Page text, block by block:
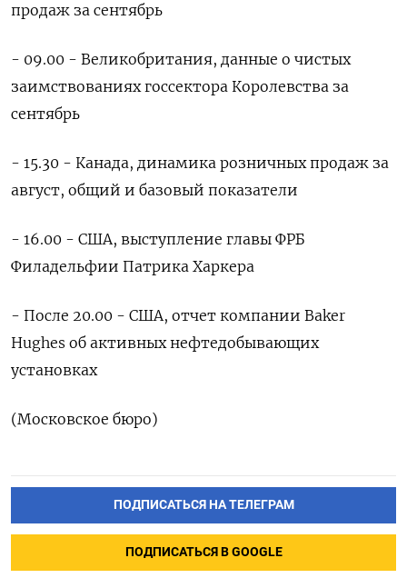
продаж за сентябрь
- 09.00 - Великобритания, данные о чистых
заимствованиях госсектора Королевства за
сентябрь
- 15.30 - Канада, динамика розничных продаж за
август, общий и базовый показатели
- 16.00 - США, выступление главы ФРБ
Филадельфии Патрика Харкера
- После 20.00 - США, отчет компании Baker
Hughes об активных нефтедобывающих
установках
(Московское бюро)
ПОДПИСАТЬСЯ НА ТЕЛЕГРАМ
ПОДПИСАТЬСЯ В GOOGLE